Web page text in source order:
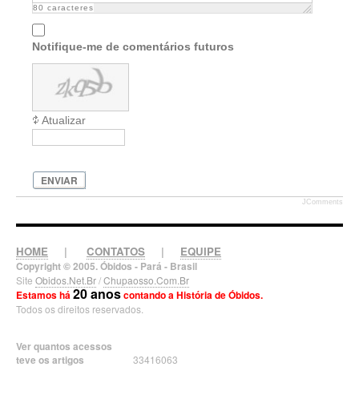
80 caracteres
Notifique-me de comentários futuros
Atualizar
ENVIAR
JComments
HOME | CONTATOS | EQUIPE
Copyright © 2005. Óbidos - Pará - Brasil
Site Obidos.Net.Br/Chupaosso.Com.Br
Estamos há20 anoscontando a História de Óbidos.
Todos os direitos reservados.
Ver quantos acessos
teve os artigos
33416063